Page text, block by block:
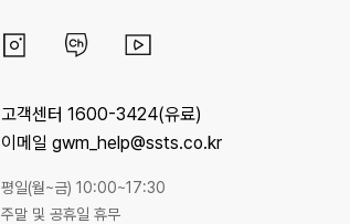
고객센터 1600-3424(유료)
이메일 gwm_help@ssts.co.kr
평일(월~금) 10:00~17:30
주말 및 공휴일 휴무